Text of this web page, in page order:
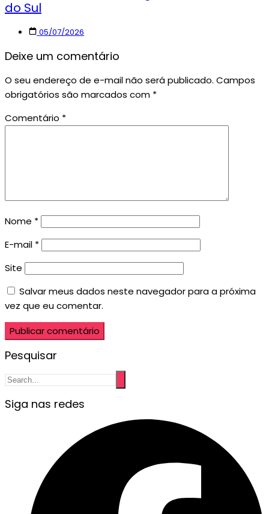
do Sul
05/07/2026
Deixe um comentário
O seu endereço de e-mail não será publicado. Campos
obrigatórios são marcados com *
Comentário *
Nome *
E-mail *
Site
Salvar meus dados neste navegador para a próxima
vez que eu comentar.
Pesquisar
Siga nas redes